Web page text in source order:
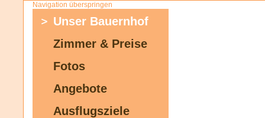
Navigation überspringen
Unser Bauernhof
Zimmer & Preise
Fotos
Angebote
Ausflugsziele